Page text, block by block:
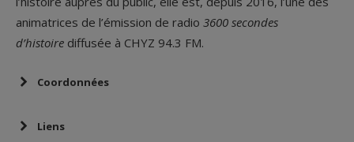
animatrices de l’émission de radio 3600 secondes
d’histoire diffusée à CHYZ 94.3 FM.
Coordonnées
Liens